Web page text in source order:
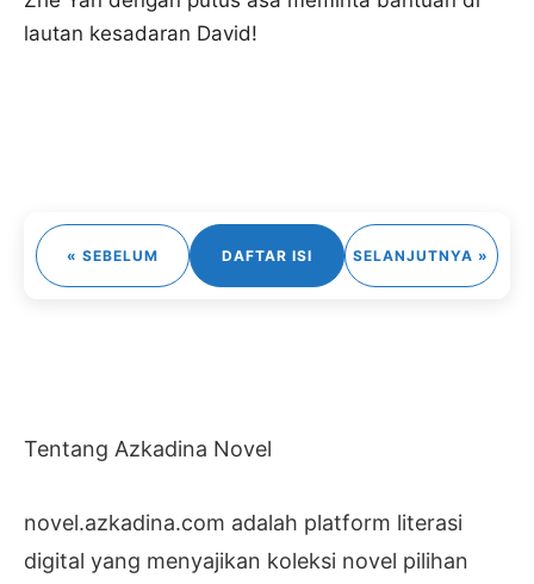
lautan kesadaran David!
« SEBELUM DAFTAR ISI SELANJUTNYA »
Tentang Azkadina Novel
novel.azkadina.com adalah platform literasi
digital yang menyajikan koleksi novel pilihan